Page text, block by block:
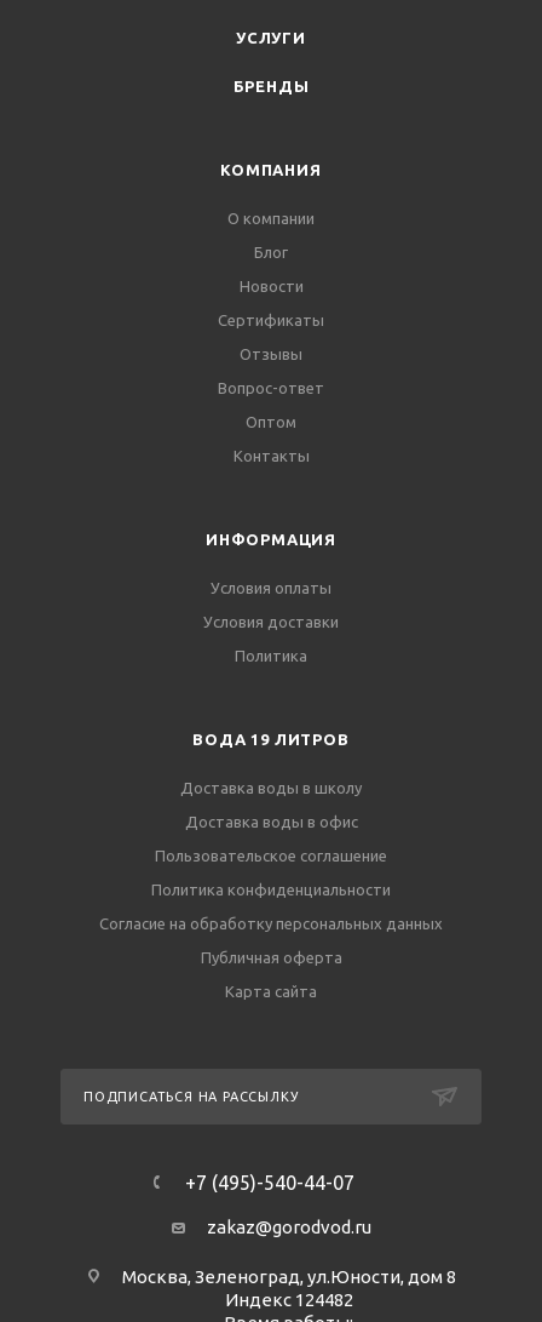
УСЛУГИ
БРЕНДЫ
КОМПАНИЯ
О компании
Блог
Новости
Сертификаты
Отзывы
Вопрос-ответ
Оптом
Контакты
ИНФОРМАЦИЯ
Условия оплаты
Условия доставки
Политика
ВОДА 19 ЛИТРОВ
Доставка воды в школу
Доставка воды в офис
Пользовательское соглашение
Политика конфиденциальности
Согласие на обработку персональных данных
Публичная оферта
Карта сайта
ПОДПИСАТЬСЯ НА РАССЫЛКУ
+7 (495)-540-44-07
zakaz@gorodvod.ru
Москва, Зеленоград, ул.Юности, дом 8
Индекс 124482